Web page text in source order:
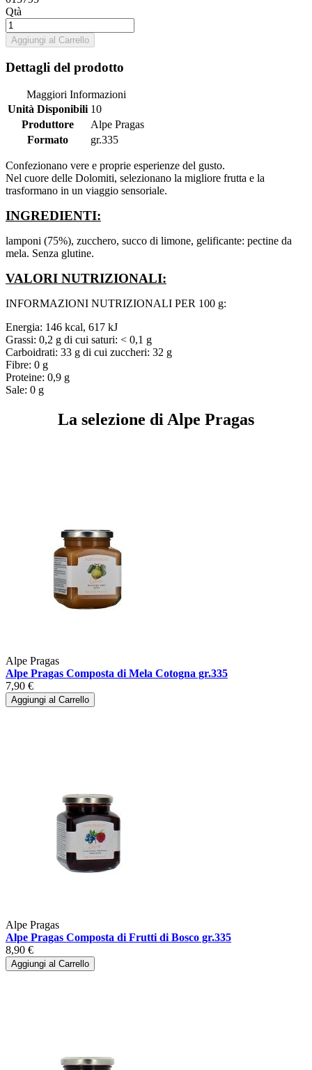
Qtà
Aggiungi al Carrello
Dettagli del prodotto
Maggiori Informazioni
Unità Disponibili 10
Produttore
Alpe Pragas
Formato
gr.335
Confezionano vere e proprie esperienze del gusto.
Nel cuore delle Dolomiti, selezionano la migliore frutta e la
trasformano in un viaggio sensoriale.
INGREDIENTI:
lamponi (75%), zucchero, succo di limone, gelificante: pectine da
mela. Senza glutine.
VALORI NUTRIZIONALI:
INFORMAZIONI NUTRIZIONALI PER 100 g:
Energia: 146 kcal, 617 kJ
Grassi: 0,2 g di cui saturi: < 0,1 g
Carboidrati: 33 g di cui zuccheri: 32 g
Fibre: 0 g
Proteine: 0,9 g
Sale: 0 g
La selezione di Alpe Pragas
Alpe Pragas
Alpe Pragas Composta di Mela Cotogna gr.335
7,90 €
Aggiungi al Carrello
Alpe Pragas
Alpe Pragas Composta di Frutti di Bosco gr.335
8,90 €
Aggiungi al Carrello